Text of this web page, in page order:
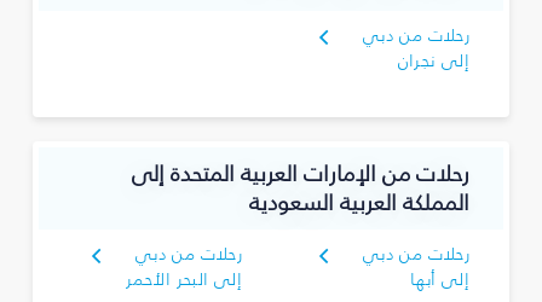
رحلات من دبي
إلى نجران‎
رحلات من الإمارات العربية المتحدة إلى
المملكة العربية السعودية
رحلات من دبي
إلى أبها
رحلات من دبي
إلى البحر الأحمر